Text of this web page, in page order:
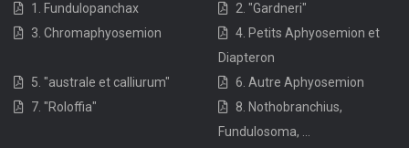
1. Fundulopanchax
2. "Gardneri"
3. Chromaphyosemion
4. Petits Aphyosemion et
Diapteron
5. "australe et calliurum"
6. Autre Aphyosemion
7. "Roloffia"
8. Nothobranchius,
Fundulosoma, ...